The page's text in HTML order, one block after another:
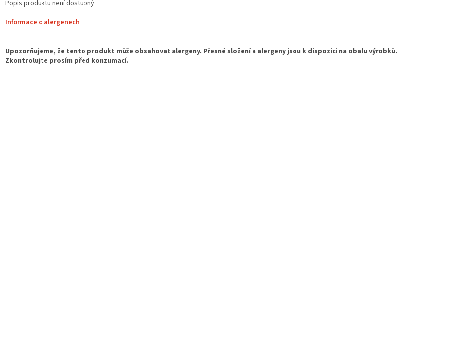
Popis produktu není dostupný
Informace o alergenech